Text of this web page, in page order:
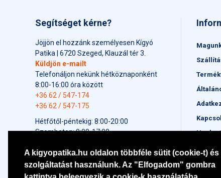
A kigyopatika.hu oldalon többféle sütit (cookie-t) és
szolgáltatást használunk. Az "Elfogadom" gombra
Segítséget kérne?
Jöjjön el hozzánk személyesen Kígyó
Patika | 6720 Szeged, Klauzál tér 3.
Küldjön e-mailt
Telefonáljon nekünk hétköznaponként
8:00-16:00 óra között
+36 62 / 547-174
+36 62 / 547-175
Hétfőtől-péntekig: 8:00-20:00
Szombaton: 9:00-17:00
Ünnepnapokon: 9:00-17:00